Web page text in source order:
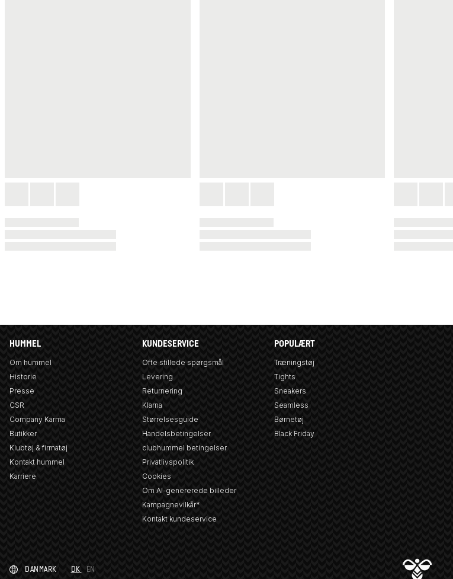
HUMMEL
Om hummel
Historie
Presse
CSR
Company Karma
Butikker
Klubtøj & firmatøj
Kontakt hummel
Karriere
KUNDESERVICE
Ofte stillede spørgsmål
Levering
Returnering
Klarna
Størrelsesguide
Handelsbetingelser
clubhummel betingelser
Privatlivspolitik
Cookies
Om AI-genererede billeder
Kampagnevilkår*
Kontakt kundeservice
POPULÆRT
Træningstøj
Tights
Sneakers
Seamless
Børnetøj
Black Friday
DANMARK DK EN